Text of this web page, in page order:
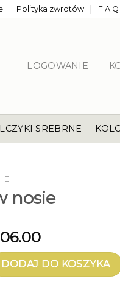
Polityka zwrotów F.A.Q
LOGOWANIE
SREBRNE
nosie
DODAJ DO KOSZYKA